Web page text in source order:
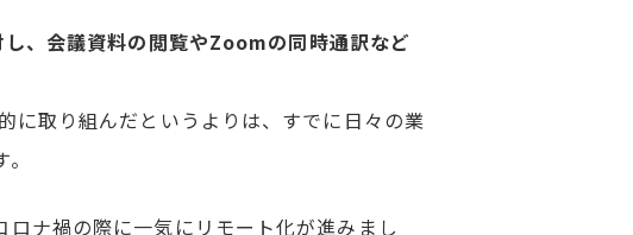
、会議資料の閲覧やZoomの同時通訳など
に取り組んだというよりは、すでに日々の業
ナ禍の際に一気にリモート化が進みまし